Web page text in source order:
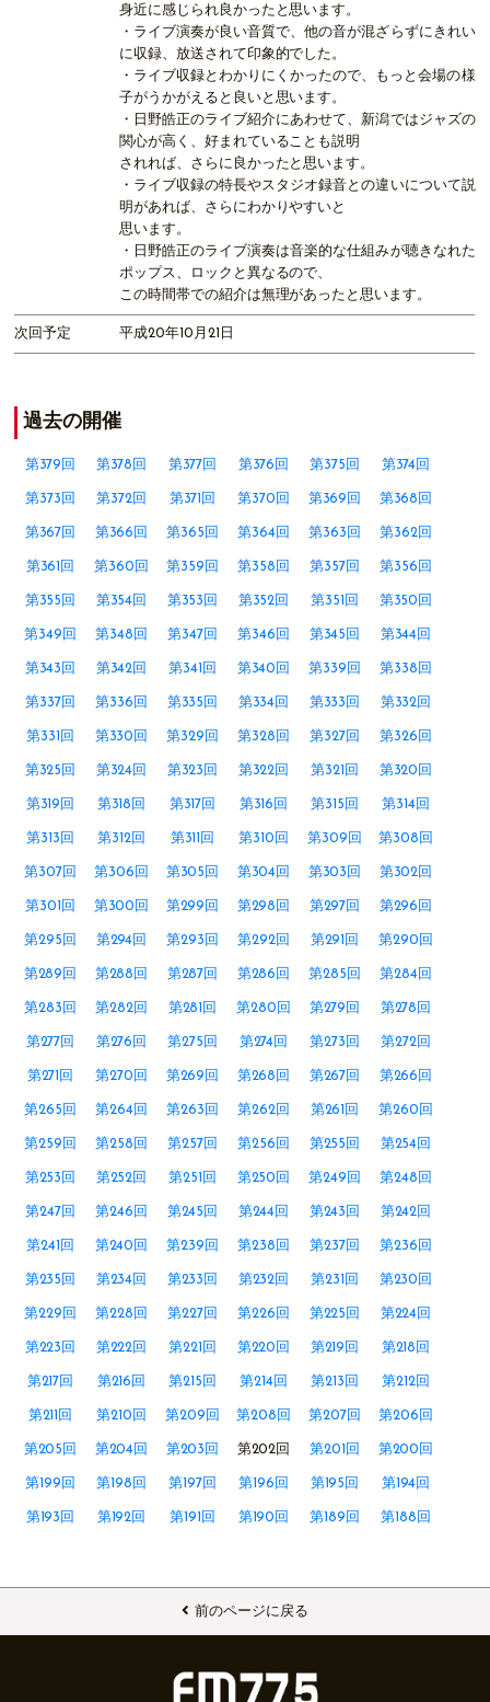
身近に感じられ良かったと思います。
・ライブ演奏が良い音質で、他の音が混ざらずにきれい
に収録、放送されて印象的でした。
・ライブ収録とわかりにくかったので、もっと会場の様
子がうかがえると良いと思います。
・日野皓正のライブ紹介にあわせて、新潟ではジャズの
関心が高く、好まれていることも説明
されれば、さらに良かったと思います。
・ライブ収録の特長やスタジオ録音との違いについて説
明があれば、さらにわかりやすいと
思います。
・日野皓正のライブ演奏は音楽的な仕組みが聴きなれた
ポップス、ロックと異なるので、
この時間帯での紹介は無理があったと思います。
次回予定 平成20年10月21日
過去の開催
第379回 第378回 第377回 第376回 第375回 第374回
第373回 第372回 第371回 第370回 第369回 第368回
第367回 第366回 第365回 第364回 第363回 第362回
第361回 第360回 第359回 第358回 第357回 第356回
第355回 第354回 第353回 第352回 第351回 第350回
第349回 第348回 第347回 第346回 第345回 第344回
第343回 第342回 第341回 第340回 第339回 第338回
第337回 第336回 第335回 第334回 第333回 第332回
第331回 第330回 第329回 第328回 第327回 第326回
第325回 第324回 第323回 第322回 第321回 第320回
第319回 第318回 第317回 第316回 第315回 第314回
第313回 第312回 第311回 第310回 第309回 第308回
第307回 第306回 第305回 第304回 第303回 第302回
第301回 第300回 第299回 第298回 第297回 第296回
第295回 第294回 第293回 第292回 第291回 第290回
第289回 第288回 第287回 第286回 第285回 第284回
第283回 第282回 第281回 第280回 第279回 第278回
第277回 第276回 第275回 第274回 第273回 第272回
第271回 第270回 第269回 第268回 第267回 第266回
第265回 第264回 第263回 第262回 第261回 第260回
第259回 第258回 第257回 第256回 第255回 第254回
第253回 第252回 第251回 第250回 第249回 第248回
第247回 第246回 第245回 第244回 第243回 第242回
第241回 第240回 第239回 第238回 第237回 第236回
第235回 第234回 第233回 第232回 第231回 第230回
第229回 第228回 第227回 第226回 第225回 第224回
第223回 第222回 第221回 第220回 第219回 第218回
第217回 第216回 第215回 第214回 第213回 第212回
第211回 第210回 第209回 第208回 第207回 第206回
第205回 第204回 第203回 第202回 第201回 第200回
第199回 第198回 第197回 第196回 第195回 第194回
第193回 第192回 第191回 第190回 第189回 第188回
前のページに戻る